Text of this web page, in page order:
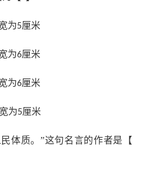
为5厘米
为6厘米
为6厘米
为5厘米
体质。”这句名言的作者是【